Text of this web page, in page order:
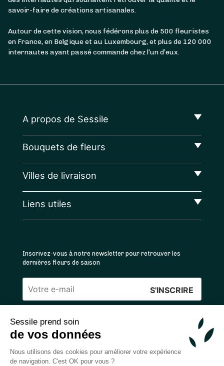
Sessile prend soin
de vos données
Nous utilisons des cookies pour améliorer votre expérience
de navigation. C'est OK pour vous ?
savoir-faire de créations artisanales.
Autour de cette vision, nous fédérons plus de 500 fleuristes
en France, en Belgique et au Luxembourg, et plus de 120 000
internautes ayant passé commande chez l’un d’eux.
A propos de Sessile
Bouquets de fleurs
Villes de livraison
Liens utiles
Inscrivez-vous à notre newsletter pour retrouver les
dernières fleurs de saison
Veuillez
ce
champ
4.4 /5 ⭐ | 120 000+ bouquets livrés |
Achats 100% sécurisés